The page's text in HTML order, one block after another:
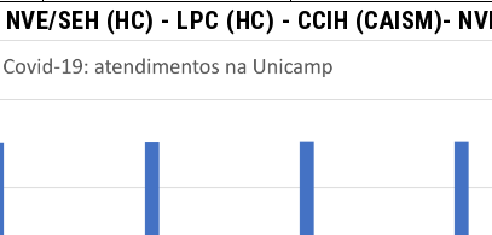
SEH (HC) - LPC (HC) - CCIH (CAISM)-